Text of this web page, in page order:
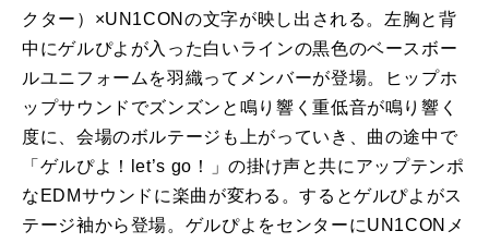
クター）×UN1CONの文字が映し出される。左胸と背
中にゲルぴよが入った白いラインの黒色のベースボー
ルユニフォームを羽織ってメンバーが登場。ヒップホ
ップサウンドでズンズンと鳴り響く重低音が鳴り響く
度に、会場のボルテージも上がっていき、曲の途中で
「ゲルぴよ！let’s go！」の掛け声と共にアップテンポ
なEDMサウンドに楽曲が変わる。するとゲルぴよがス
テージ袖から登場。ゲルぴよをセンターにUN1CONメ